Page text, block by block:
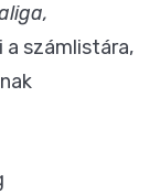
a számlistára,